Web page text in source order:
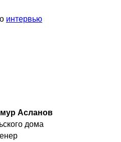
интервью
Асланов
дома